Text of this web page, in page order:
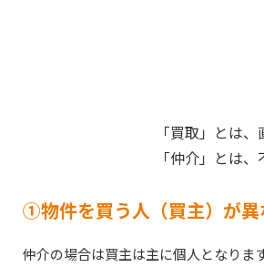
「買取」とは
「仲介」とは
①物件を買う人（買主）が異
仲介の場合は買主は主に個人となりま